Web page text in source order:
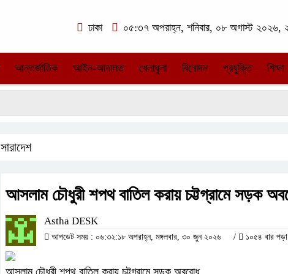
ঢাকা ০৫:৩৭ অপরাহ্ন, শনিবার, ০৮ অগাস্ট ২০২৬,
আন্তর্জাতিক আইন-আদালত খেলাধুলা বিনোদন প্রযুক্তি শিক্ষা
সারাদেশ
আসলাম চৌধুরী শপথ বাতিল করায় চট্টগ্রামে সড়ক
Astha DESK
আপডেট সময় : ০৬:৩২:১৮ অপরাহ্ন, মঙ্গলবার, ৩০ জুন ২০২৬ / ১০৫৪ বার
আসলাম চৌধুরী শপথ বাতিল করায় চট্টগ্রামে সড়ক অবরোধ